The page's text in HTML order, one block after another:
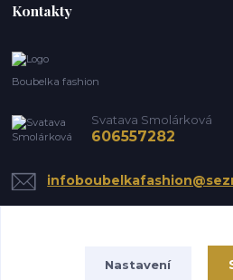
Kontakty
Boubelka fashion
Svatava Smolárková
606557282
Nastavení